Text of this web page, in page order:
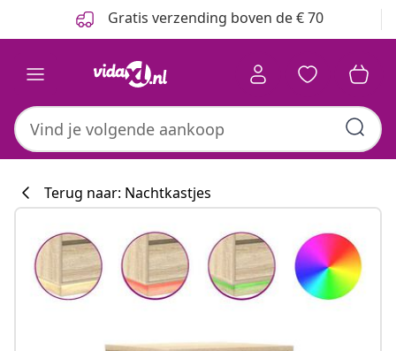
Gratis verzending boven de € 70
Terug naar: Nachtkastjes